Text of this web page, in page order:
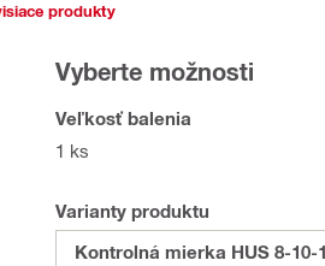
produkty
Vyberte možnosti
Veľkosť balenia
1 ks
Varianty produktu
Kontrolná mierka HUS 8-10-